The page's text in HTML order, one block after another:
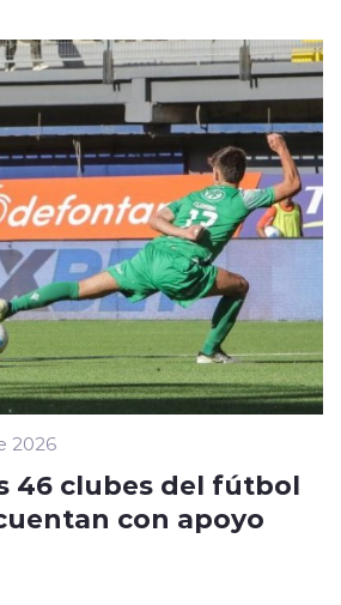
2026
46 clubes del fútbol
con apoyo